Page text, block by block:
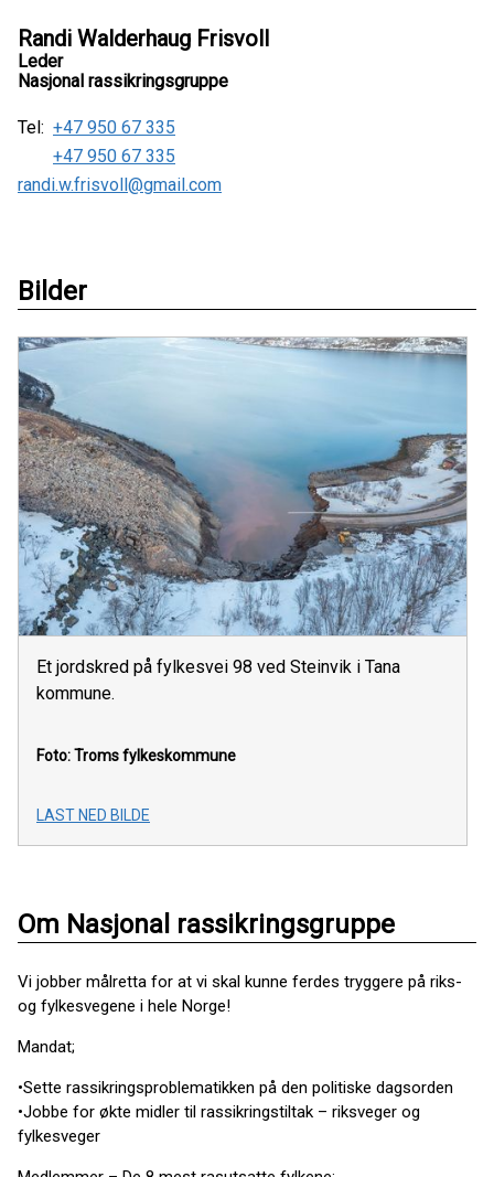
Randi Walderhaug Frisvoll
Leder
Nasjonal rassikringsgruppe
Tel: +47 950 67 335
+47 950 67 335
randi.w.frisvoll@gmail.com
Bilder
Et jordskred på fylkesvei 98 ved Steinvik i Tana
kommune.
Foto: Troms fylkeskommune
LAST NED BILDE
Om Nasjonal rassikringsgruppe
Vi jobber målretta for at vi skal kunne ferdes tryggere på riks-
og fylkesvegene i hele Norge!
Mandat;
•Sette rassikringsproblematikken på den politiske dagsorden
•Jobbe for økte midler til rassikringstiltak – riksveger og
fylkesveger